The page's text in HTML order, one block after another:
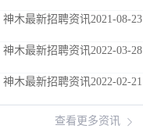
神木最新招聘资讯2021-08-23
神木最新招聘资讯2022-03-28
神木最新招聘资讯2022-02-21
查看更多资讯